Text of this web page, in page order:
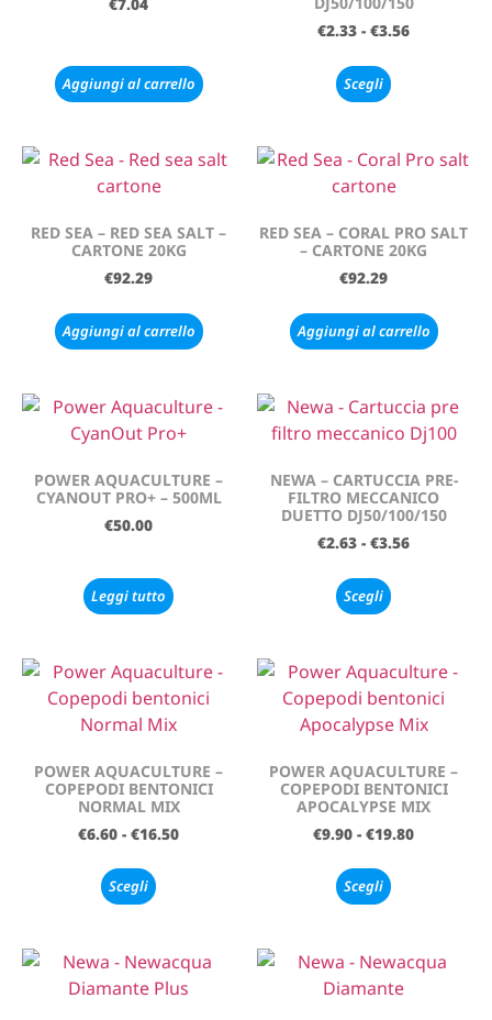
Aggiungi al carrello
€2.33 - €3.56
Scegli
RED SEA – RED SEA SALT –
CARTONE 20KG
€92.29
Aggiungi al carrello
RED SEA – CORAL PRO SALT
– CARTONE 20KG
€92.29
Aggiungi al carrello
POWER AQUACULTURE –
CYANOUT PRO+ – 500ML
€50.00
Leggi tutto
NEWA – CARTUCCIA PRE-
FILTRO MECCANICO
DUETTO DJ50/100/150
€2.63 - €3.56
Scegli
POWER AQUACULTURE –
COPEPODI BENTONICI
NORMAL MIX
€6.60 - €16.50
Scegli
POWER AQUACULTURE –
COPEPODI BENTONICI
APOCALYPSE MIX
€9.90 - €19.80
Scegli